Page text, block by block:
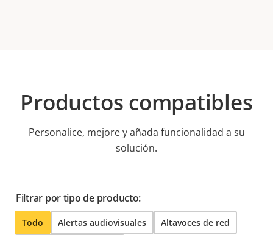
Productos compatibles
Personalice, mejore y añada funcionalidad a su
solución.
Filtrar por tipo de producto:
Todo Alertas audiovisuales Altavoces de red